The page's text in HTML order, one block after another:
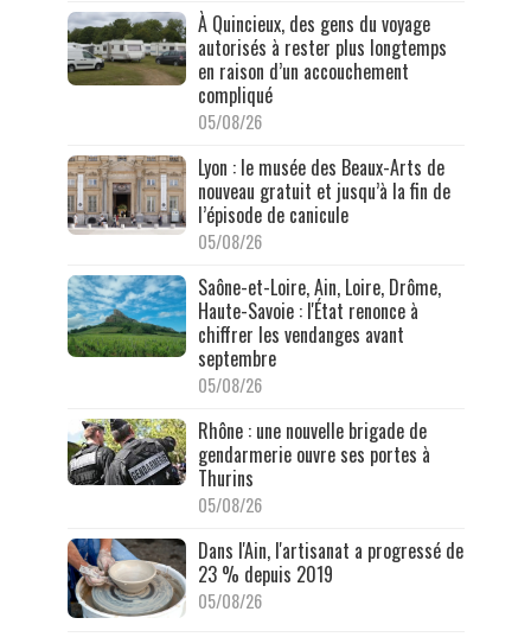
À Quincieux, des gens du voyage
autorisés à rester plus longtemps
en raison d’un accouchement
compliqué
05/08/26
Lyon : le musée des Beaux-Arts de
nouveau gratuit et jusqu’à la fin de
l’épisode de canicule
05/08/26
Saône-et-Loire, Ain, Loire, Drôme,
Haute-Savoie : l'État renonce à
chiffrer les vendanges avant
septembre
05/08/26
Rhône : une nouvelle brigade de
gendarmerie ouvre ses portes à
Thurins
05/08/26
Dans l'Ain, l'artisanat a progressé de
23 % depuis 2019
05/08/26